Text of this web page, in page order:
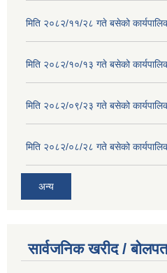
मिति २०८२/११/२८ गते बसेको
मिति २०८२/१०/१३ गते बसेको
मिति २०८२/०९/२३ गते बसेको
मिति २०८२/०८/२८ गते बसेको
अन्य
सार्वजनिक खरीद /